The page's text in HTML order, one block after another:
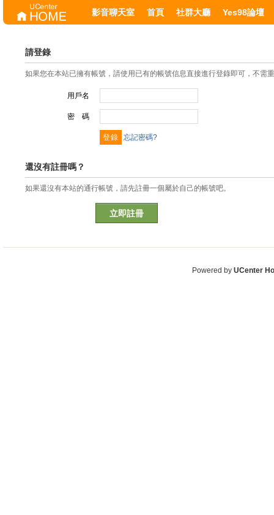
影音聊天室 首頁 社群大廳 Yes98論壇
請登錄
如果您在本站已擁有帳號，請使用已有的帳號信息直接進行登錄即可，不需
用戶名
密 碼
忘記密碼?
還沒有註冊嗎？
如果還沒有本站的通行帳號，請先註冊一個屬於自己的帳號吧。
立即註冊
Powered by UCenter